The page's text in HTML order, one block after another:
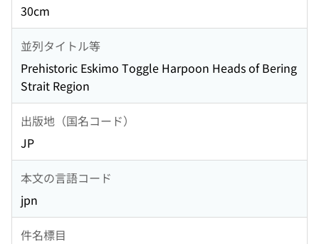
30cm
並列タイトル等
Prehistoric Eskimo Toggle Harpoon Heads of Bering
Strait Region
出版地（国名コード）
JP
本文の言語コード
jpn
件名標目